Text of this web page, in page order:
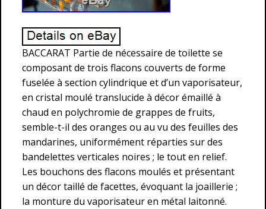
BACCARAT Partie de nécessaire de toilette se
composant de trois flacons couverts de forme
fuselée à section cylindrique et d’un vaporisateur,
en cristal moulé translucide à décor émaillé à
chaud en polychromie de grappes de fruits,
semble-t-il des oranges ou au vu des feuilles des
mandarines, uniformément réparties sur des
bandelettes verticales noires ; le tout en relief.
Les bouchons des flacons moulés et présentant
un décor taillé de facettes, évoquant la joaillerie ;
la monture du vaporisateur en métal laitonné.